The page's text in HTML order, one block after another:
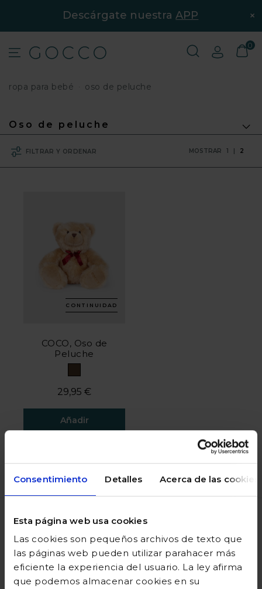
Consentimiento Detalles Acerca de las cookies
Esta página web usa cookies
Las cookies son pequeños archivos de texto que
las páginas web pueden utilizar parahacer más
eficiente la experiencia del usuario. La ley afirma
que podemos almacenar cookies en su
Descárgate nuestraAPP ×
0
ropa para bebé oso de peluche
Oso de peluche
FILTRAR Y ORDENAR MOSTRAR 1 | 2
CONTINUIDAD
COCO, Oso de
Peluche
29,95 €
Añadir
VENTAJAS